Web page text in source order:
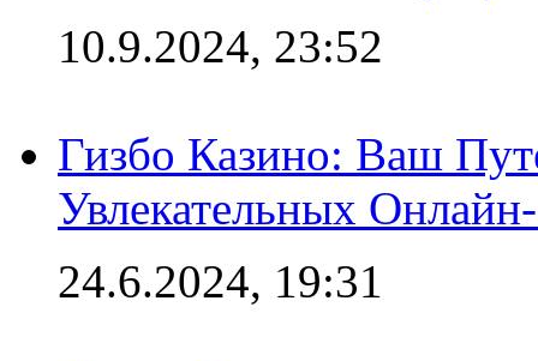
10.9.2024, 23:52
Гизбо Казино: Ваш
Увлекательных
24.6.2024, 19:31